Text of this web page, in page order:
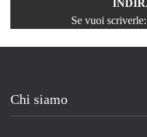
Se vuoi scriverle:
Chi siamo